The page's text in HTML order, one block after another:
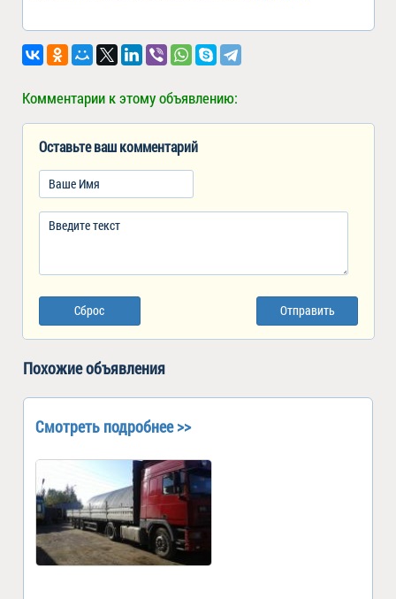
Комментарии к этому объявлению:
Оставьте ваш комментарий
Сброс Отправить
Похожие объявления
Смотреть подробнее >>